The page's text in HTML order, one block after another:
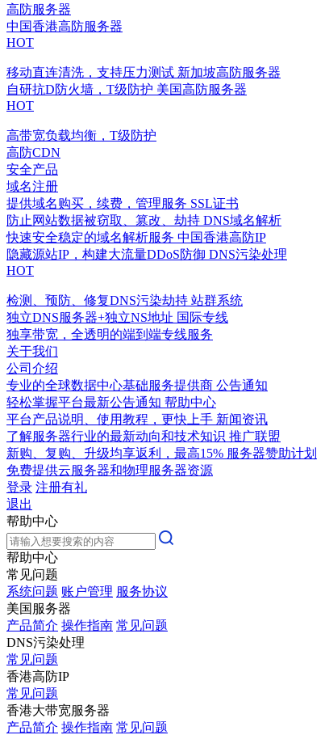
高防服务器
中国香港高防服务器
HOT
移动直连清洗，支持压力测试 新加坡高防服务器
自研抗D防火墙，T级防护 美国高防服务器
HOT
高带宽负载均衡，T级防护
高防CDN
安全产品
域名注册
提供域名购买，续费，管理服务 SSL证书
防止网站数据被窃取、篡改、劫持 DNS域名解析
快速安全稳定的域名解析服务 中国香港高防IP
隐藏源站IP，构建大流量DDoS防御 DNS污染处理
HOT
检测、预防、修复DNS污染劫持 站群系统
独立DNS服务器+独立NS地址 国际专线
独享带宽，全透明的端到端专线服务
关于我们
公司介绍
专业的全球数据中心基础服务提供商 公告通知
轻松掌握平台最新公告通知 帮助中心
平台产品说明、使用教程，更快上手 新闻资讯
了解服务器行业的最新动向和技术知识 推广联盟
新购、复购、升级均享返利，最高15% 服务器赞助计划
免费提供云服务器和物理服务器资源
登录 注册有礼
退出
帮助中心
帮助中心
常见问题
系统问题 账户管理 服务协议
美国服务器
产品简介 操作指南 常见问题
DNS污染处理
常见问题
香港高防IP
常见问题
香港大带宽服务器
产品简介 操作指南 常见问题